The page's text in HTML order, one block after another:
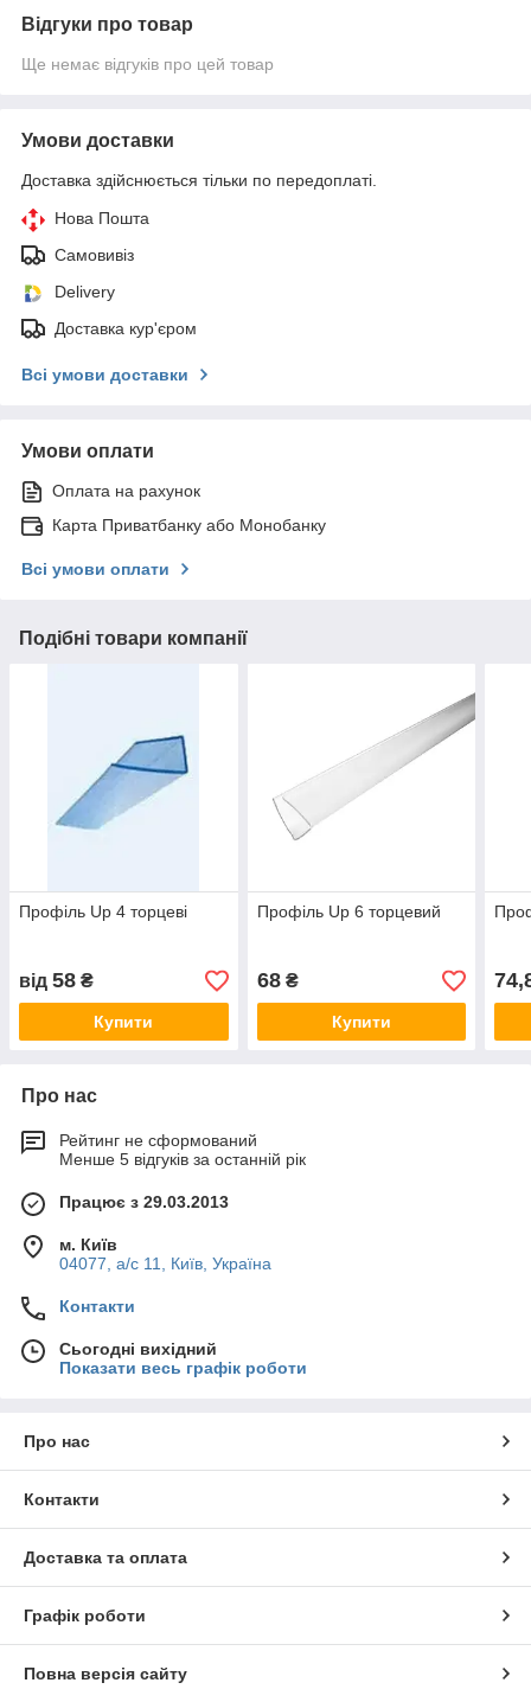
Відгуки про товар
Ще немає відгуків про цей товар
Умови доставки
Доставка здійснюється тільки по передоплаті.
Нова Пошта
Самовивіз
Delivery
Доставка кур'єром
Всі умови доставки
Умови оплати
Оплата на рахунок
Карта Приватбанку або Монобанку
Всі умови оплати
Подібні товари компанії
Профіль Up 4 торцеві
від 58 ₴
Купити
Профіль Up 6 торцевий
68₴
Купити
Про нас
Рейтинг не сформований
Менше 5 відгуків за останній рік
Працює з 29.03.2013
м. Київ
04077, а/с 11, Київ, Україна
Контакти
Сьогодні вихідний
Показати весь графік роботи
Про нас
Контакти
Доставка та оплата
Графік роботи
Повна версія сайту